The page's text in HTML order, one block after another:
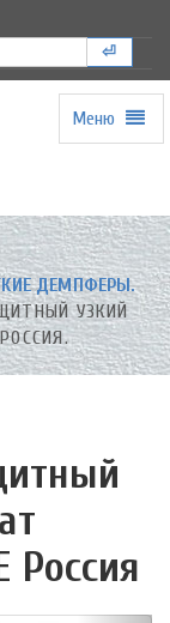
⏎
Меню
ДЕМПФЕРЫ.
УЗКИЙ